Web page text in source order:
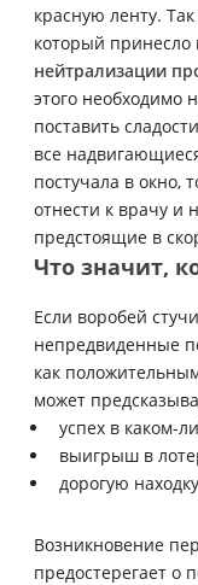
красную ленту.
который принесло
нейтрализации
этого необходимо
поставить
все
постучала в окно,
отнести к врачу и
предстоящие в
Что значит,
Если воробей
непредвиденные
как
может
успех в каком-
выигрыш в
дорогую
Возникновение
предостерегает о